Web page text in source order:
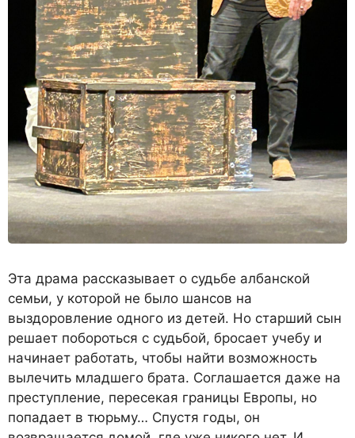
Эта драма рассказывает о судьбе албанской
семьи, у которой не было шансов на
выздоровление одного из детей. Но старший сын
решает побороться с судьбой, бросает учебу и
начинает работать, чтобы найти возможность
вылечить младшего брата. Соглашается даже на
преступление, пересекая границы Европы, но
попадает в тюрьму… Спустя годы, он